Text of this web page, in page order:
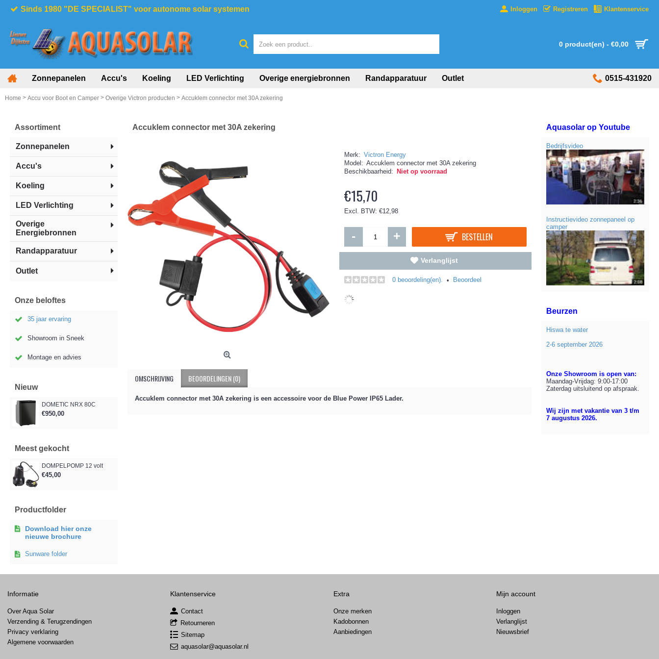
Sinds 1980 "DE SPECIALIST" voor autonome solar systemen Inloggen Registreren Klantenservice
0 product(en) - €0,00
Zonnepanelen Accu's Koeling LED Verlichting Overige energiebronnen Randapparatuur Outlet 0515-431920
Home > Accu voor Boot en Camper > Overige Victron producten > Accuklem connector met 30A zekering
Assortiment
Zonnepanelen
Accu's
Koeling
LED Verlichting
Overige
Energiebronnen
Randapparatuur
Outlet
Onze beloftes
35 jaar ervaring
Showroom in Sneek
Montage en advies
Nieuw
DOMETIC NRX 80C
€950,00
Meest gekocht
DOMPELPOMP 12 volt
€45,00
Productfolder
Download hier onze
nieuwe brochure
Sunware folder
Aquasolar op Youtube
Bedrijfsvideo
Instructievideo zonnepaneel op
camper
Beurzen
Hiswa te water
2-6 september 2026
Onze Showroom is open van:
Maandag-Vrijdag: 9:00-17:00
Zaterdag uitsluitend op afspraak.
Wij zijn met vakantie van 3 t/m
7 augustus 2026.
Accuklem connector met 30A zekering
Merk: Victron Energy
Model: Accuklem connector met 30A zekering
Beschikbaarheid:
Niet op voorraad
€15,70
Excl. BTW: €12,98
- + BESTELLEN
Verlanglijst
0 beoordeling(en). • Beoordeel
OMSCHRIJVING BEOORDELINGEN (0)
Accuklem connector met 30A zekering is een accessoire voor de Blue Power IP65 Lader.
Informatie
Over Aqua Solar
Verzending & Terugzendingen
Privacy verklaring
Algemene voorwaarden
Klantenservice
Contact
Retourneren
Sitemap
aquasolar@aquasolar.nl
Extra
Onze merken
Kadobonnen
Aanbiedingen
Mijn account
Inloggen
Verlanglijst
Nieuwsbrief